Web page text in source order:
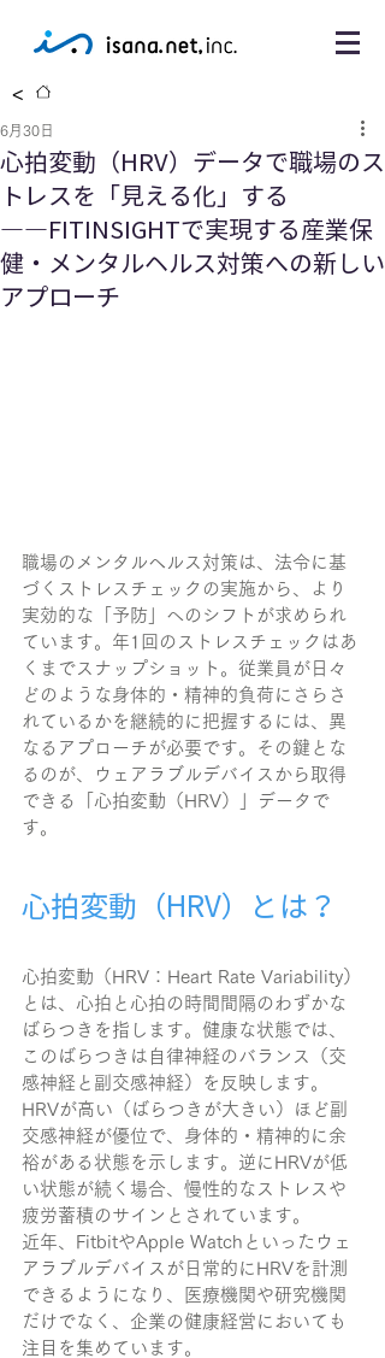
<
心拍変動（HRV）データで職場のス
トレスを「見える化」する
――FITINSIGHTで実現する産業保
健・メンタルヘルス対策への新しい
アプローチ
6月30日
職場のメンタルヘルス対策は、法令に基
づくストレスチェックの実施から、より
実効的な「予防」へのシフトが求められ
ています。年1回のストレスチェックはあ
くまでスナップショット。従業員が日々
どのような身体的・精神的負荷にさらさ
れているかを継続的に把握するには、異
なるアプローチが必要です。その鍵とな
るのが、ウェアラブルデバイスから取得
できる「心拍変動（HRV）」データで
す。
心拍変動（HRV）とは？
心拍変動（HRV：Heart Rate Variability）
とは、心拍と心拍の時間間隔のわずかな
ばらつきを指します。健康な状態では、
このばらつきは自律神経のバランス（交
感神経と副交感神経）を反映します。
HRVが高い（ばらつきが大きい）ほど副
交感神経が優位で、身体的・精神的に余
裕がある状態を示します。逆にHRVが低
い状態が続く場合、慢性的なストレスや
疲労蓄積のサインとされています。
近年、FitbitやApple Watchといったウェ
アラブルデバイスが日常的にHRVを計測
できるようになり、医療機関や研究機関
だけでなく、企業の健康経営においても
注目を集めています。